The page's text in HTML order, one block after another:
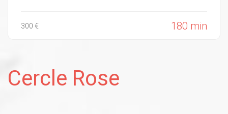
300 € 180 min
Cercle Rose